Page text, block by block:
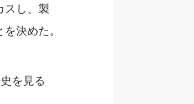
スし、製
決めた。
を見る